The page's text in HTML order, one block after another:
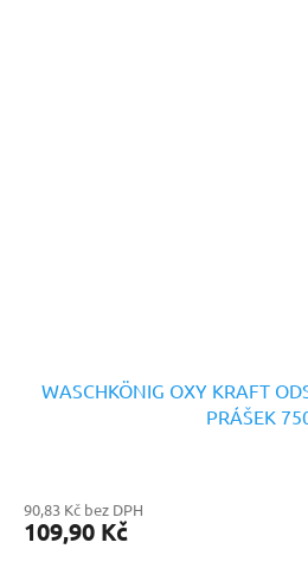
WASCHKÖNIG OXY KRAFT
PRÁŠEK
90,83 Kč bez DPH
109,90 Kč